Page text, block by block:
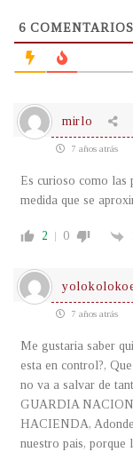
6 COMENTARIOS
mirlo
7 años atrás
Es curioso como las
medida que se
2 0
7 años atrás
Me gustaria saber
esta en control?,
no va a salvar de
GUARDIA
HACIENDA,
nuestro pais, porque